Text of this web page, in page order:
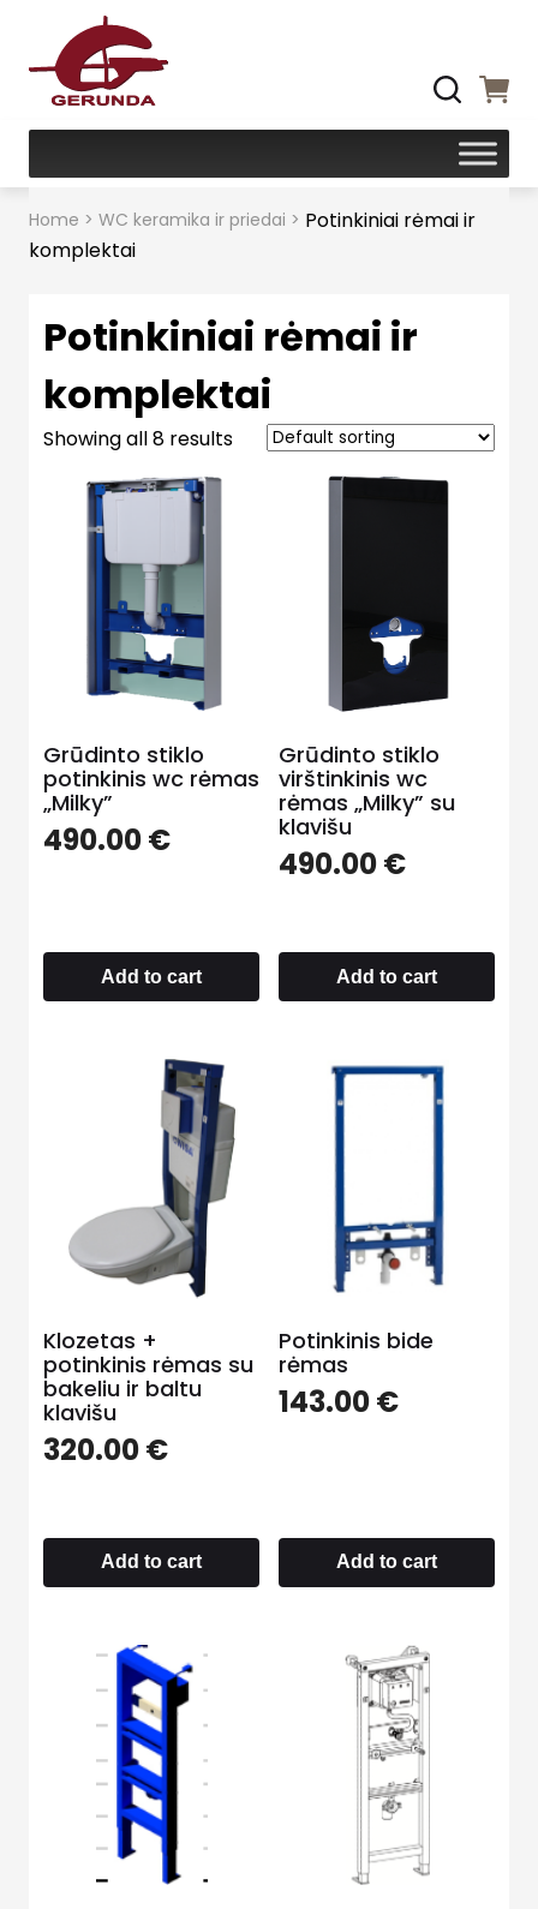
Home > WC keramika ir priedai > Potinkiniai rėmai ir
komplektai
Potinkiniai rėmai ir
komplektai
Showing all 8 results
Grūdinto stiklo
potinkinis wc rėmas
„Milky”
490.00€
Add to cart
Grūdinto stiklo
virštinkinis wc
rėmas „Milky” su
klavišu
490.00€
Add to cart
Klozetas +
potinkinis rėmas su
bakeliu ir baltu
klavišu
320.00€
Add to cart
Potinkinis bide
rėmas
143.00€
Add to cart